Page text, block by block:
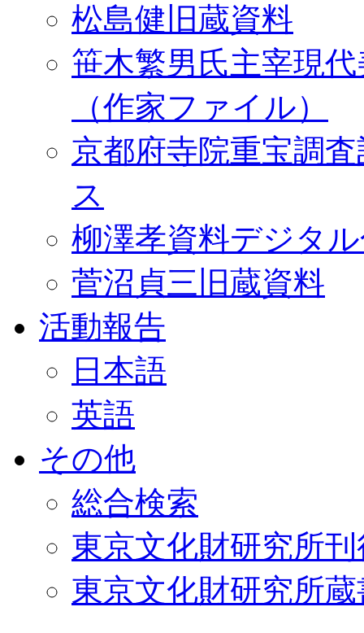
松島健旧蔵資料
笹木繁男氏主宰現
（作家ファイル）
京都府寺院重宝調
ス
柳澤孝資料デジタ
菅沼貞三旧蔵資料
活動報告
日本語
英語
その他
総合検索
東京文化財研究所
東京文化財研究所